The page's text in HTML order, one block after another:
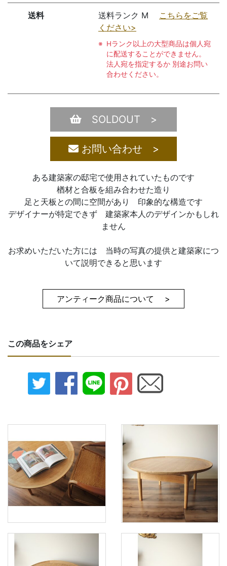
送料 送料ランク M こちらをご覧
ください>
Hランク以上の大型商品は個人宛
に配送することができません。
法人宛を指定するか 別途お問い
合わせください。
SOLDOUT >
お問い合わせ >
ある建築家の邸宅で使用されていたものです
楢材と合板を組み合わせた造り
足と天板との間に空間があり 印象的な構造です
デザイナーが特定できず 建築家本人のデザインかもしれ
ません
お求めいただいた方には 当時の写真の提供と建築家につ
いて説明できると思います
アンティーク商品について >
この商品をシェア